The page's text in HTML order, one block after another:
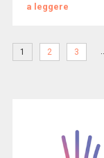
a leggere
1 2 3